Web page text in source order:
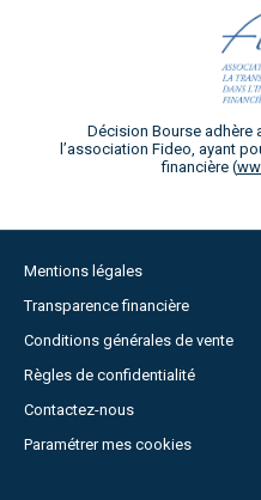
Décision Bourse adhère
l’association Fideo, ayant
financière (
Mentions légales
Transparence financière
Conditions générales de vente
Règles de confidentialité
Contactez-nous
Paramétrer mes cookies